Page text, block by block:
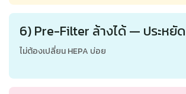
6) Pre-Filter ล้างได้ — ประหยัด
ไม่ต้องเปลี่ยน HEPA บ่อย